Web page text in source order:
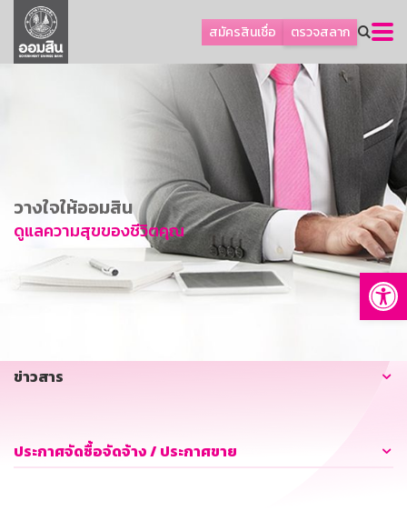
สมัครสินเชื่อ ตรวจสลาก
ลูกค้าธุรกิจ
ลูกค้าผู้ประกอบรายย่อย
การพัฒนาที่ยั่งยืน
ข่าวสาร
บริการทางการเงิน
อื่นๆ
วางใจให้ออมสิน
ดูแลความสุขของชีวิตคุณ
ข่าวสาร
ประกาศจัดซื้อจัดจ้าง / ประกาศขาย